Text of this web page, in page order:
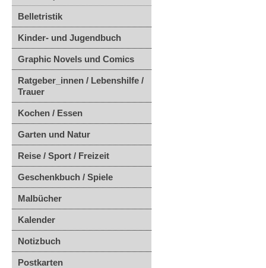
Belletristik
Kinder- und Jugendbuch
Graphic Novels und Comics
Ratgeber_innen / Lebenshilfe /
Trauer
Kochen / Essen
Garten und Natur
Reise / Sport / Freizeit
Geschenkbuch / Spiele
Malbücher
Kalender
Notizbuch
Postkarten